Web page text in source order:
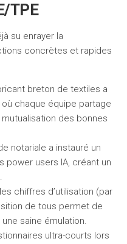
TPE
su enrayer la
concrètes et rapides
breton de textiles a
chaque équipe partage
des bonnes
notariale a instauré un
power users IA, créant un
chiffres d’utilisation (par
de tous permet de
saine émulation.
ultra-courts lors